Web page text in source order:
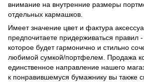
внимание на внутренние размеры
отдельных кармашков.
Имеет значение цвет и фактура
предпочитаете придерживаться правил
которое будет гармонично и стильно
любимой сумкой/портфелем. Продажа
единственное направление нашего
к понравившемуся бумажнику вы также